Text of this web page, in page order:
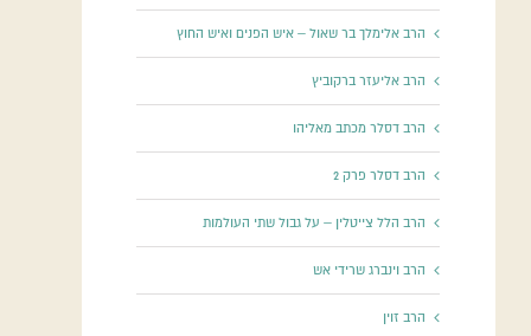
הרב אלימלך בר שאול – איש הפנים ואיש החוץ
הרב אליעזר ברקוביץ
הרב דסלר מכתב מאליהו
הרב דסלר פרק 2
הרב הלל צייטלין – על גבול שתי העולמות
הרב וינברג שרידי אש
הרב זוין